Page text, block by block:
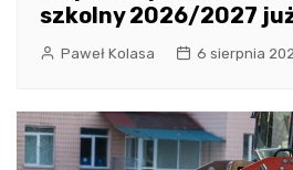
szkolny 2026/2027
Paweł Kolasa 6 sierpnia